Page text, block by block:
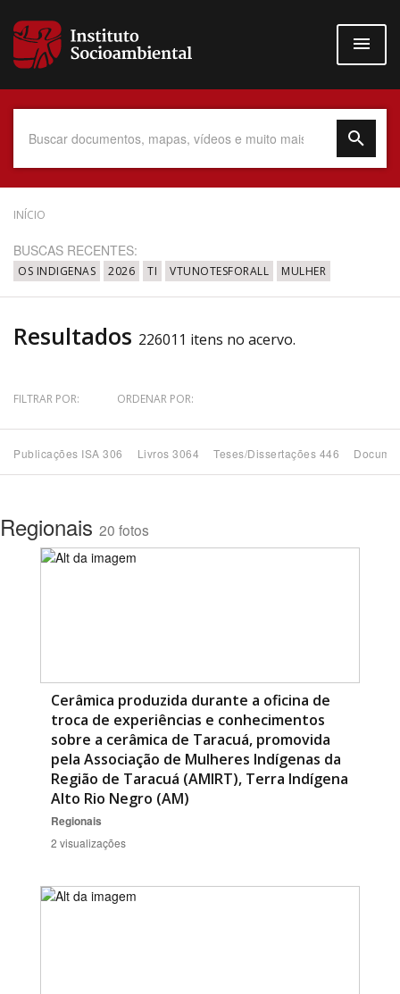
para
conteúdo
Data do Documento
Até
Povo Indígena
Subtema
BUSCAR
INÍCIO
BUSCAS RECENTES:
OS INDIGENAS 2026 TI VTUNOTESFORALL MULHER
Resultados 226011 itens no acervo.
FILTRAR POR: ORDENAR POR:
Publicações ISA 306 Livros 3064 Teses/Dissertações 446
Regionais 20 fotos
Cerâmica produzida durante a oficina de
troca de experiências e conhecimentos
sobre a cerâmica de Taracuá, promovida
pela Associação de Mulheres Indígenas da
Região de Taracuá (AMIRT), Terra Indígena
Alto Rio Negro (AM)
Regionais
2 visualizações